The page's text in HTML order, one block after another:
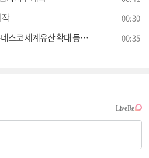
00:30
세계유산 확대 등재 도전 00:35